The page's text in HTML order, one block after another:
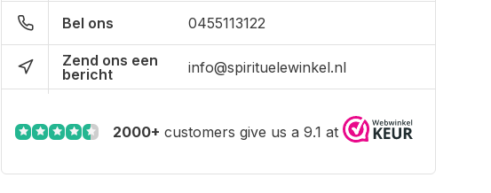
Bel ons 0455113122
Zend ons een
bericht
info@spirituelewinkel.nl
2000+ customers give us a 9.1 at